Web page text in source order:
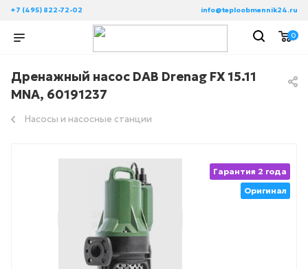
+7 (495) 822-72-02 info@teploobmennik24.ru
0
Дренажный насос DAB Drenag FX 15.11
MNA, 60191237
Насосы и насосные станции
Гарантия 2 года
Оригинал